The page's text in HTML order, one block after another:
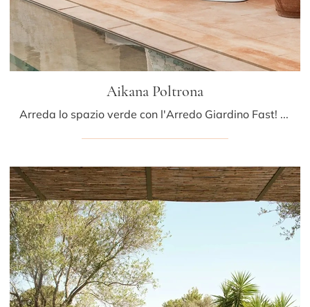
Aikana Poltrona
Arreda lo spazio verde con l'Arredo Giardino Fast! Set e poltroncine da giardino in tessuto, come il modello Aikana Poltrona, ti attendono!